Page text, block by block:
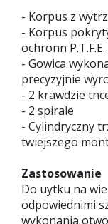
- Korpus z
- Korpus
ochronn P.T.F.E.
- Gowica
precyzyjnie
- 2 krawdzie
- 2 spirale
- Cylindryczny
twiejszego
Zastosowanie
Do uytku na
odpowiednimi
wykonania